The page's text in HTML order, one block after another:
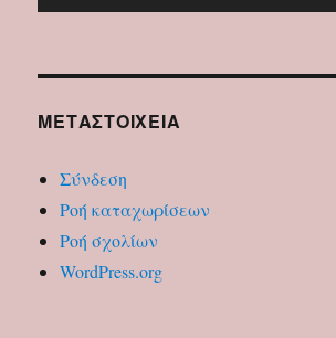
Αναπαραγωγής
ΜΕΤΑΣΤΟΙΧΕΊΑ
Σύνδεση
Ροή καταχωρίσεων
Ροή σχολίων
WordPress.org